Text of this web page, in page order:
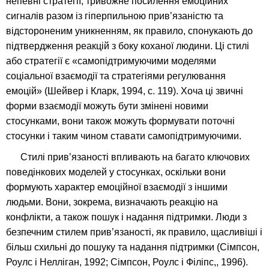
сигналів разом із гіперпильною прив’язаністю та
відстороненим уникненням, як правило, спонукають до
підтвердження реакцій з боку коханої людини. Ці стилі
або стратегії є «самопідтримуючими моделями
соціальної взаємодії та стратегіями регулювання
емоцій» (Шейвер і Кларк, 1994, с. 119). Хоча ці звичні
форми взаємодії можуть бути змінені новими
стосунками, вони також можуть формувати поточні
стосунки і таким чином ставати самопідтримуючими.
Стилі прив’язаності впливають на багато ключових
поведінкових моделей у стосунках, оскільки вони
формують характер емоційної взаємодії з іншими
людьми. Вони, зокрема, визначають реакцію на
конфлікти, а також пошук і надання підтримки. Люди з
безпечним стилем прив’язаності, як правило, щасливіші і
більш схильні до пошуку та надання підтримки (Сімпсон,
Роулс і Нелліган, 1992; Сімпсон, Роулс і Філіпс,, 1996).